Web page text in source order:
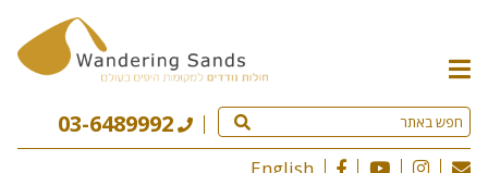
תפריט
האתר
03-6489992